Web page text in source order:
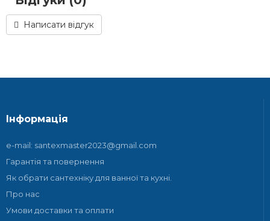
Написати відгук
Інформація
e-mail: santexmaster2023@gmail.com
Гарантія та повернення
Як обрати сантехніку для ванної та кухні.
Про нас
Умови доставки та оплати